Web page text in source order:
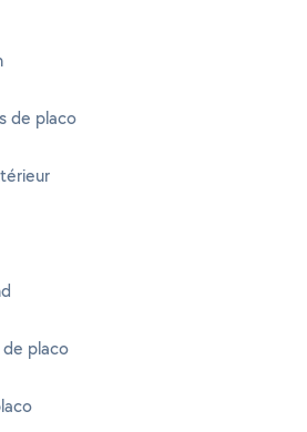
de placo
de placo